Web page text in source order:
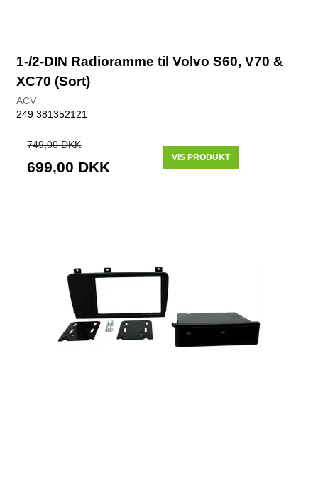
1-/2-DIN Radioramme til Volvo S60, V70 &
XC70 (Sort)
ACV
249 381352121
749,00 DKK
699,00 DKK
VIS PRODUKT